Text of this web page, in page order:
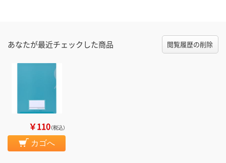
あなたが最近チェックした商品 閲覧履歴の削除
￥110（税込）
カゴへ